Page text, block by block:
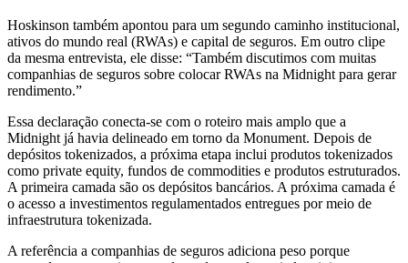
Hoskinson também apontou para um segundo caminho institucional,
ativos do mundo real (RWAs) e capital de seguros. Em outro clipe
da mesma entrevista, ele disse: “Também discutimos com muitas
companhias de seguros sobre colocar RWAs na Midnight para gerar
rendimento.”
Essa declaração conecta-se com o roteiro mais amplo que a
Midnight já havia delineado em torno da Monument. Depois de
depósitos tokenizados, a próxima etapa inclui produtos tokenizados
como private equity, fundos de commodities e produtos estruturados.
A primeira camada são os depósitos bancários. A próxima camada é
o acesso a investimentos regulamentados entregues por meio de
infraestrutura tokenizada.
A referência a companhias de seguros adiciona peso porque